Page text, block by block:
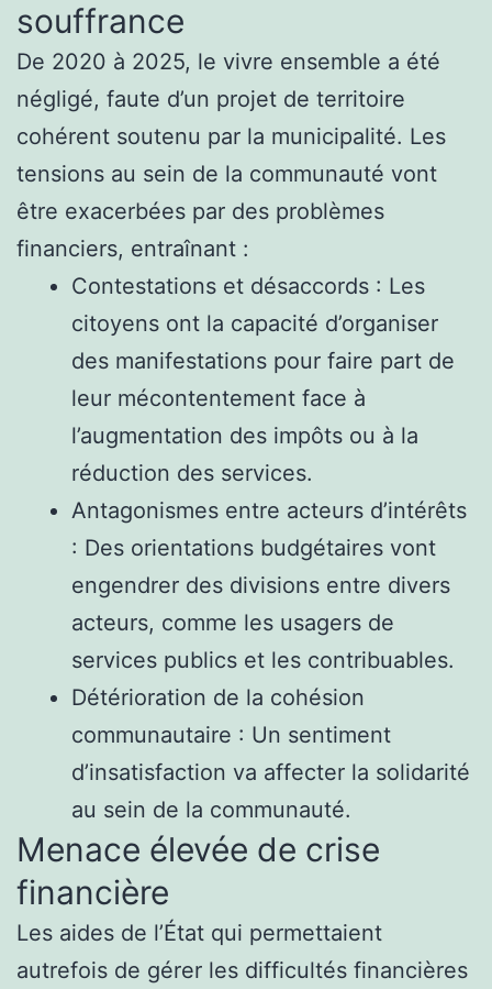
souffrance
De 2020 à 2025, le vivre ensemble a été
négligé, faute d’un projet de territoire
cohérent soutenu par la municipalité. Les
tensions au sein de la communauté vont
être exacerbées par des problèmes
financiers, entraînant :
Contestations et désaccords : Les
citoyens ont la capacité d’organiser
des manifestations pour faire part de
leur mécontentement face à
l’augmentation des impôts ou à la
réduction des services.
Antagonismes entre acteurs d’intérêts
: Des orientations budgétaires vont
engendrer des divisions entre divers
acteurs, comme les usagers de
services publics et les contribuables.
Détérioration de la cohésion
communautaire : Un sentiment
d’insatisfaction va affecter la solidarité
au sein de la communauté.
Menace élevée de crise
financière
Les aides de l’État qui permettaient
autrefois de gérer les difficultés financières